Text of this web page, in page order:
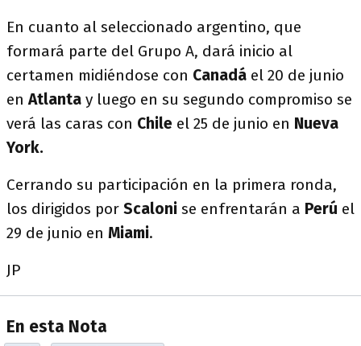
En cuanto al seleccionado argentino, que
formará parte del Grupo A, dará inicio al
certamen midiéndose con Canadá el 20 de junio
enAtlanta y luego en su segundo compromiso se
verá las caras con Chile el 25 de junio en Nueva
York.
Cerrando su participación en la primera ronda,
los dirigidos por Scaloni se enfrentarán a Perú el
29 de junio en Miami.
JP
En esta Nota